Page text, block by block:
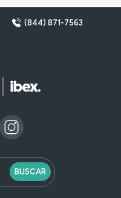
(844) 871-7563
BUSCAR